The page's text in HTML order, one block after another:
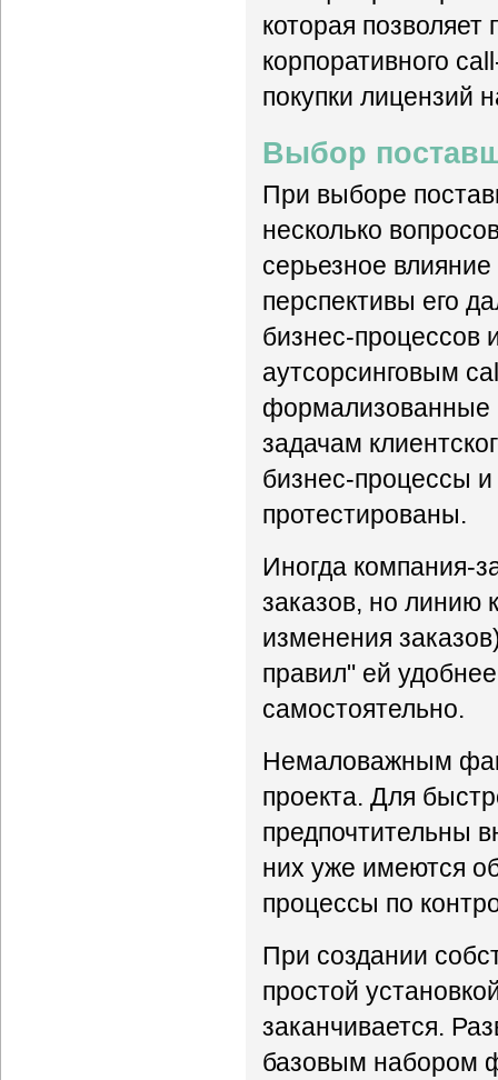
которая
корпоративного
покупки лицензий
Выбор
При выборе
несколько
серьезное
перспективы его
бизнес-
аутсорсинговым
формализованные
задачам
бизнес-процессы
протестированы.
Иногда компания-
заказов, но линию
изменения
правил" ей
самостоятельно.
Немаловажным
проекта. Для
предпочтительны
них уже имеются
процессы по
При создании
простой
заканчивается.
базовым набором